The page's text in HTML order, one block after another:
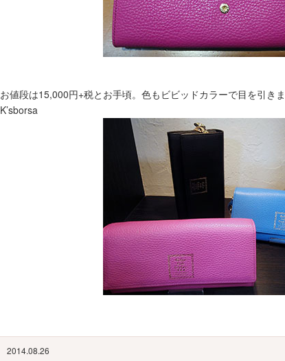
お値段は15,000円+税とお手頃。色もビビッドカラーで目を引
K’sborsa
2014.08.26